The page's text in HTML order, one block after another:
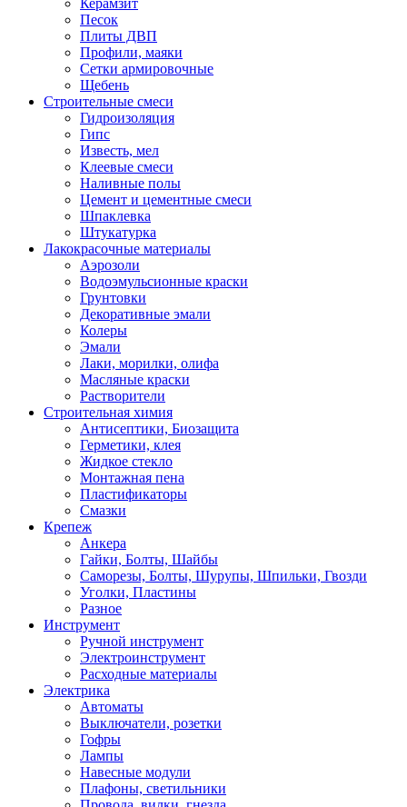
Керамзит
Песок
Плиты ДВП
Профили, маяки
Сетки армировочные
Щебень
Строительные смеси
Гидроизоляция
Гипс
Известь, мел
Клеевые смеси
Наливные полы
Цемент и цементные смеси
Шпаклевка
Штукатурка
Лакокрасочные материалы
Аэрозоли
Водоэмульсионные краски
Грунтовки
Декоративные эмали
Колеры
Эмали
Лаки, морилки, олифа
Масляные краски
Растворители
Строительная химия
Антисептики, Биозащита
Герметики, клея
Жидкое стекло
Монтажная пена
Пластификаторы
Смазки
Крепеж
Анкера
Гайки, Болты, Шайбы
Саморезы, Болты, Шурупы, Шпильки, Гвозди
Уголки, Пластины
Разное
Инструмент
Ручной инструмент
Электроинструмент
Расходные материалы
Электрика
Автоматы
Выключатели, розетки
Гофры
Лампы
Навесные модули
Плафоны, светильники